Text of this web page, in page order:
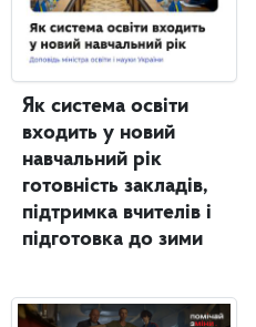
Як система освіти
входить у новий
навчальний рік
готовність закладів,
підтримка вчителів і
підготовка до зими